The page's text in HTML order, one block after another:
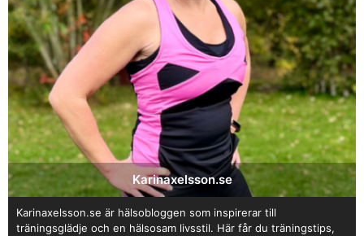
Karinaxelsson.se
Karinaxelsson.se är hälsobloggen som inspirerar till
träningsglädje och en hälsosam livsstil. Här får du träningstips,